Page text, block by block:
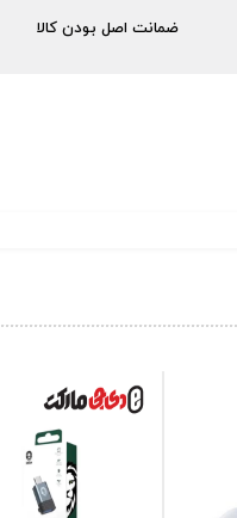
ضمانت اصل بودن کالا